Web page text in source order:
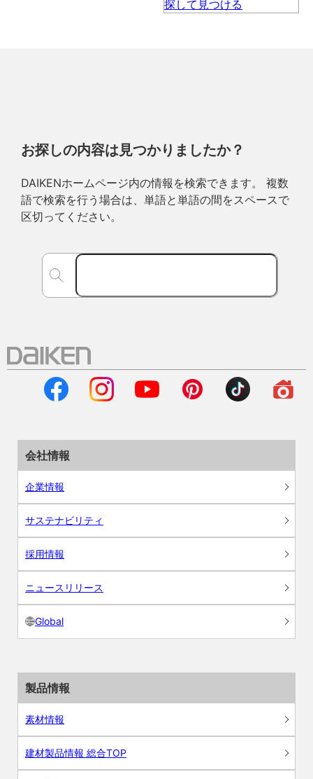
お探しの内容は見つかりましたか？
DAIKENホームページ内の情報を検索できます。 複数
語で検索を行う場合は、単語と単語の間をスペースで
区切ってください。
会社情報
企業情報
サステナビリティ
採用情報
ニュースリリース
Global
製品情報
素材情報
建材製品情報 総合TOP